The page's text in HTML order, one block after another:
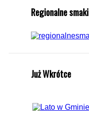
Regionalne smaki
Już Wkrótce